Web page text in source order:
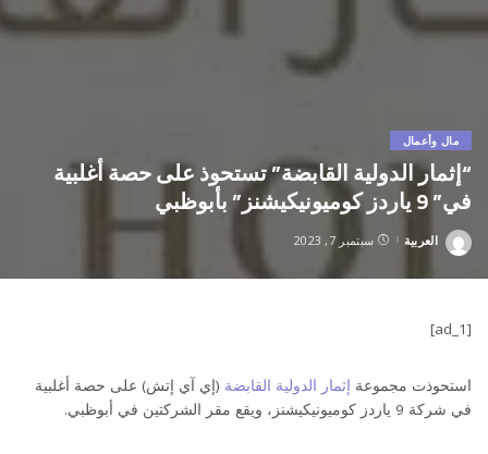
مال وأعمال
“إثمار الدولية القابضة” تستحوذ على حصة أغلبية
في” 9 ياردز كوميونيكيشنز” بأبوظبي
Posted
العربية سبتمبر 7, 2023
[ad_1]
استحوذت مجموعة إثمار الدولية القابضة (إي آي إتش) على حصة أغلبية
في شركة 9 ياردز كوميونيكيشنز، ويقع مقر الشركتين في أبوظبي.